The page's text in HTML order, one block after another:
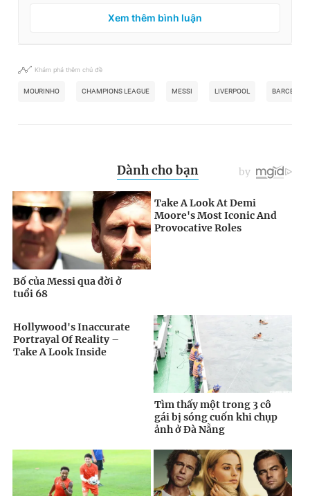
Xem thêm bình luận
Khám phá thêm chủ đề
MOURINHO CHAMPIONS LEAGUE MESSI LIVERPOOL